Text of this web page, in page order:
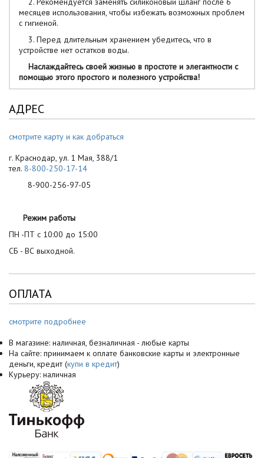
месяцев использования, чтобы избежать возможных проблем
с гигиеной.
3. Перед длительным хранением убедитесь, что в
устройстве нет остатков воды.
Наслаждайтесь своей жизнью в простоте и элегантности с
помощью этого простого и полезного устройства!
АДРЕС
смотрите карту и как добраться
г. Краснодар, ул. 1 Мая, 388/1
тел. 8-800-250-17-14
8-900-256-97-05
Режим работы
ПН -ПТ с 10:00 до 15:00
СБ - ВС выходной.
ОПЛАТА
смотрите подробнее
В магазине: наличная, безналичная - любые карты
На сайте: принимаем к оплате банковские карты и электронные
деньги, кредит (купи в кредит)
Курьеру: наличная